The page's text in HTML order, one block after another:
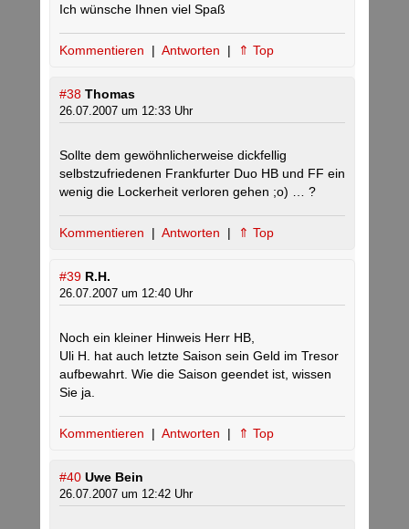
Ich wünsche Ihnen viel Spaß
Kommentieren | Antworten | ⇑ Top
#38 Thomas
26.07.2007 um 12:33 Uhr
Sollte dem gewöhnlicherweise dickfellig
selbstzufriedenen Frankfurter Duo HB und FF ein
wenig die Lockerheit verloren gehen ;o) … ?
Kommentieren | Antworten | ⇑ Top
#39 R.H.
26.07.2007 um 12:40 Uhr
Noch ein kleiner Hinweis Herr HB,
Uli H. hat auch letzte Saison sein Geld im Tresor
aufbewahrt. Wie die Saison geendet ist, wissen
Sie ja.
Kommentieren | Antworten | ⇑ Top
#40 Uwe Bein
26.07.2007 um 12:42 Uhr